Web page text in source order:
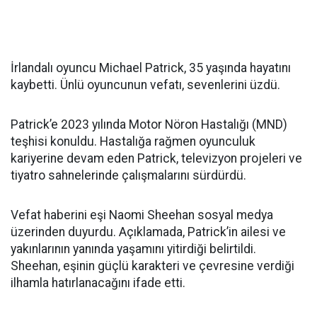
İrlandalı oyuncu Michael Patrick, 35 yaşında hayatını
kaybetti. Ünlü oyuncunun vefatı, sevenlerini üzdü.
Patrick’e 2023 yılında Motor Nöron Hastalığı (MND)
teşhisi konuldu. Hastalığa rağmen oyunculuk
kariyerine devam eden Patrick, televizyon projeleri ve
tiyatro sahnelerinde çalışmalarını sürdürdü.
Vefat haberini eşi Naomi Sheehan sosyal medya
üzerinden duyurdu. Açıklamada, Patrick’in ailesi ve
yakınlarının yanında yaşamını yitirdiği belirtildi.
Sheehan, eşinin güçlü karakteri ve çevresine verdiği
ilhamla hatırlanacağını ifade etti.